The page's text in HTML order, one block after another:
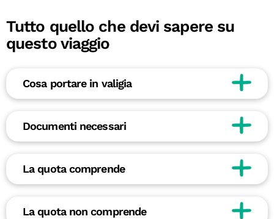
Tutto quello che devi sapere su
questo viaggio
Cosa portare in valigia
Documenti necessari
La quota comprende
La quota non comprende